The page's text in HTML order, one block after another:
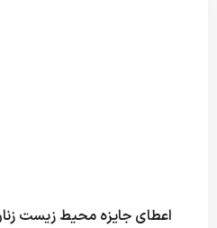
اعطای جایزه محیط زیست